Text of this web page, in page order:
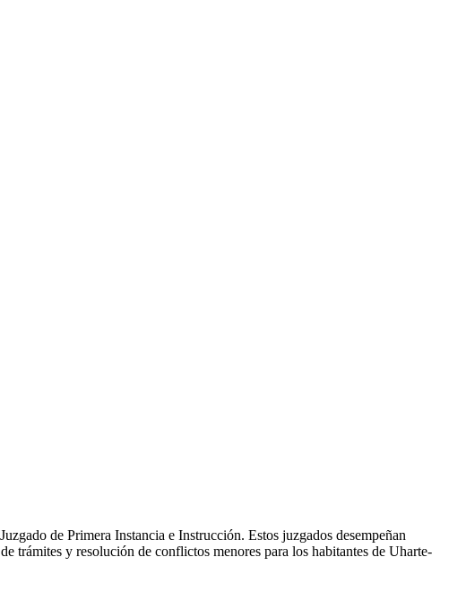
de Primera Instancia e Instrucción. Estos juzgados desempeñan
trámites y resolución de conflictos menores para los habitantes de Uharte-